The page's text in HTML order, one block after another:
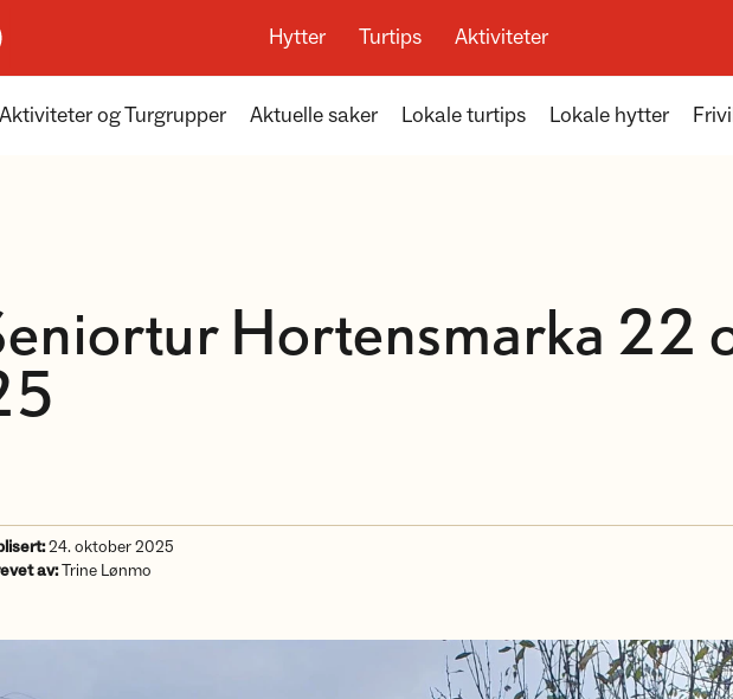
Hytter Turtips Aktiviteter
Aktiviteter og Turgrupper Aktuelle saker Lokale turtips Lokale hytter
Hortensmarka 22
24. oktober 2025
av:Trine Lønmo